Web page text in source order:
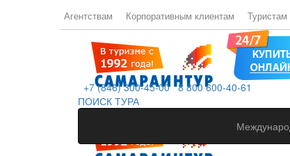
Агентствам Корпоративным клиентам Туристам
+7 (846) 300-45-00 8 800 600-40-61
ПОИСК ТУРА